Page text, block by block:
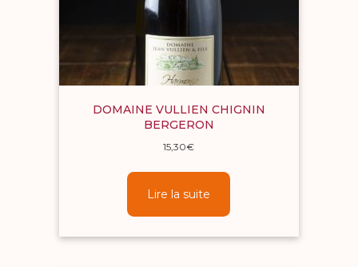
DOMAINE VULLIEN CHIGNIN
BERGERON
15,30€
Lire la suite